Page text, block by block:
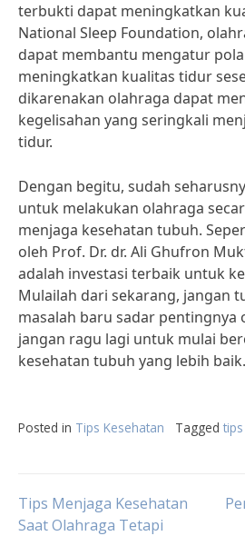
terbukti dapat meningkatkan
National Sleep Foundation,
dapat membantu mengatur
meningkatkan kualitas tidur
dikarenakan olahraga dapat
kegelisahan yang seringkali
tidur.
Dengan begitu, sudah
untuk melakukan olahraga
menjaga kesehatan tubuh.
oleh Prof. Dr. dr. Ali Ghufron
adalah investasi terbaik untuk
Mulailah dari sekarang, jangan
masalah baru sadar pentingnya
jangan ragu lagi untuk mulai
kesehatan tubuh yang lebih baik.
Posted in Tips Kesehatan Tagged
Post
Tips Menjaga Kesehatan
Saat Olahraga Tetapi